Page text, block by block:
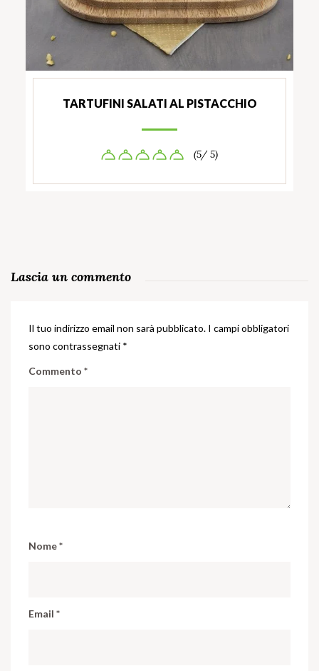
TARTUFINI SALATI AL PISTACCHIO
(5/ 5)
Lascia un commento
Il tuo indirizzo email non sarà pubblicato. I campi obbligatori
sono contrassegnati *
Commento *
Nome*
Email *